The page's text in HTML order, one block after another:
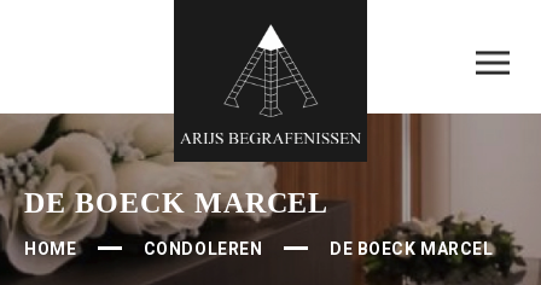
DE BOECK MARCEL
HOME CONDOLEREN DE BOECK MARCEL